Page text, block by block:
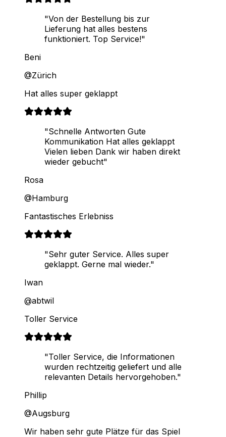
"Von der Bestellung bis zur
Lieferung hat alles bestens
funktioniert. Top Service!"
Beni
@Zürich
Hat alles super geklappt
"Schnelle Antworten Gute
Kommunikation Hat alles geklappt
Vielen lieben Dank wir haben direkt
wieder gebucht"
Rosa
@Hamburg
Fantastisches Erlebniss
"Sehr guter Service. Alles super
geklappt. Gerne mal wieder."
Iwan
@abtwil
Toller Service
"Toller Service, die Informationen
wurden rechtzeitig geliefert und alle
relevanten Details hervorgehoben."
Phillip
@Augsburg
Wir haben sehr gute Plätze für das Spiel